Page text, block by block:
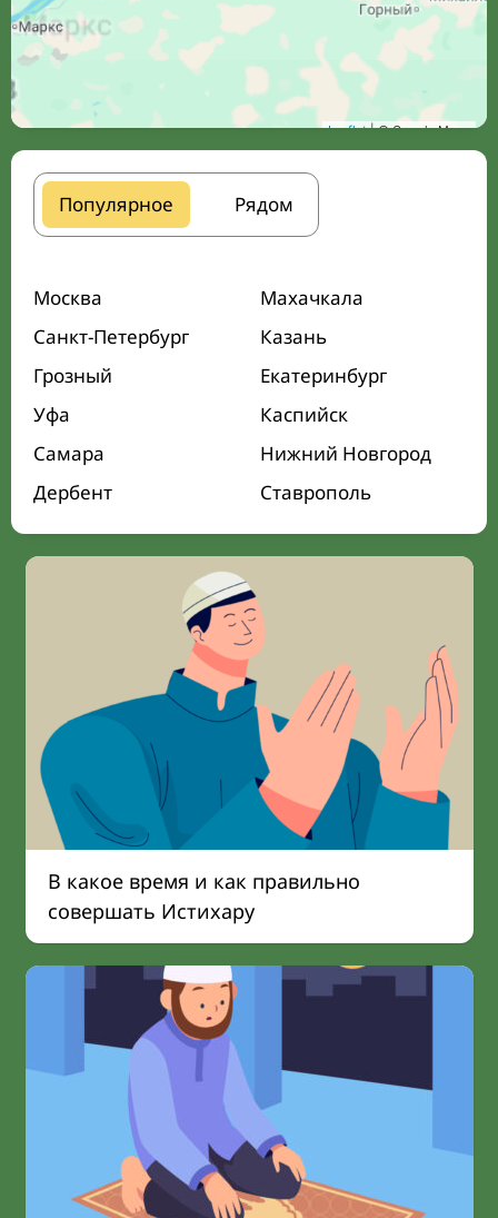
Leaflet| © Google Maps
Популярное Рядом
Москва
Махачкала
Санкт-Петербург
Казань
Грозный
Екатеринбург
Уфа
Каспийск
Самара
Нижний Новгород
Дербент
Ставрополь
В какое время и как правильно
совершать Истихару